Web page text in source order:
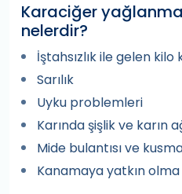
Karaciğer
nelerdir?
İştahsızlık ile gelen kilo
Sarılık
Uyku problemleri
Karında şişlik ve karın
Mide bulantısı ve
Kanamaya yatkın